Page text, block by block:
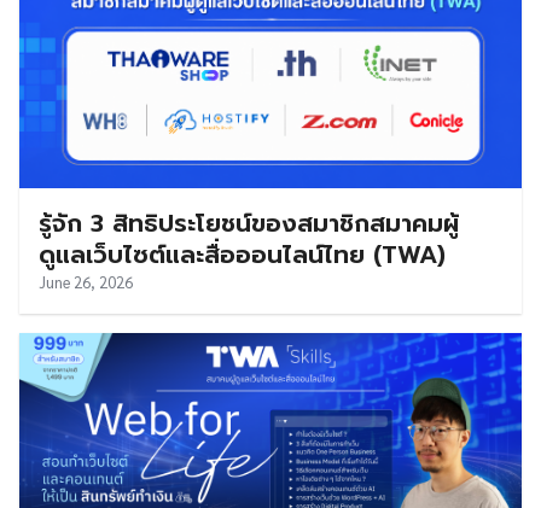
รู้จัก 3 สิทธิประโยชน์ของสมาชิกสมาคมผู้
ดูแลเว็บไซต์และสื่อออนไลน์ไทย (TWA)
June 26, 2026